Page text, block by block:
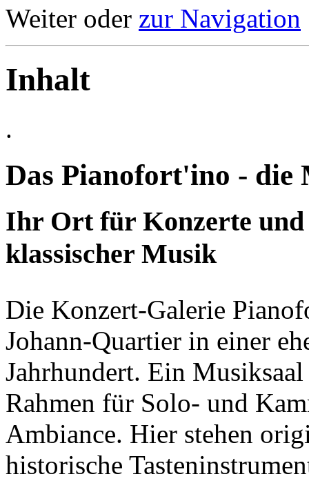
Weiter oder zur Navigation
Inhalt
.
Das Pianofort'ino - die
Ihr Ort für Konzerte und
klassischer Musik
Die Konzert-Galerie
Johann-Quartier in einer
Jahrhundert. Ein
Rahmen für Solo- und
Ambiance. Hier stehen
historische